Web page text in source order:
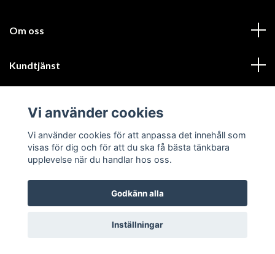
Om oss
Kundtjänst
Sociala medier
© 2026 GIK Racing AB
Vi använder cookies
Vi använder cookies för att anpassa det innehåll som
visas för dig och för att du ska få bästa tänkbara
upplevelse när du handlar hos oss.
Godkänn alla
Inställningar